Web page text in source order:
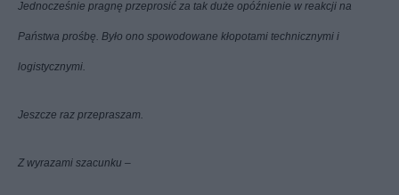
Jednocześnie pragnę przeprosić za tak duże opóźnienie w reakcji na
Państwa prośbę. Było ono spowodowane kłopotami technicznymi i
logistycznymi.
Jeszcze raz przepraszam.
Z wyrazami szacunku –